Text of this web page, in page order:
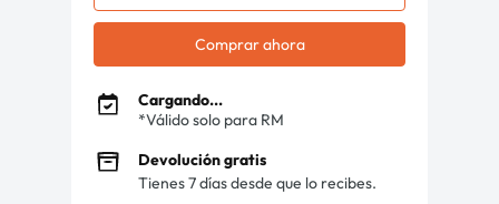
Comprar ahora
Cargando...
*Válido solo para RM
Devolución gratis
Tienes 7 días desde que lo recibes.